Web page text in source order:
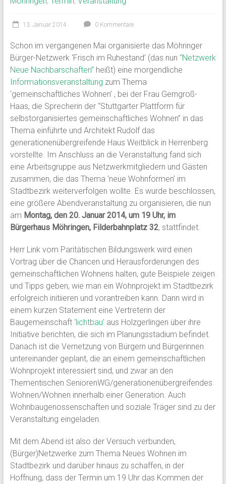
13. Januar 2014 0 Kommentare
Schon im vergangenen Mai organisierte das Möhringer
Bürger-Netzwerk ‘Frisch im Ruhestand’ (das nun “Netzwerk
Neue Nachbarschaften” heißt) eine morgendliche
Informationsveranstaltung zum Thema
‘gemeinschaftliches Wohnen’ , bei der Frau Gerngroß-
Haas, die Sprecherin der “Stuttgarter Plattform für
selbstorganisiertes gemeinschaftliches Wohnen” in das
Thema einführte und Architekt Rudolf das
generationenübergreifende Haus Weitblick in Herrenberg
vorstellte. Im Anschluss an die Veranstaltung fand sich
eine Arbeitsgruppe aus Netzwerkmitgliedern und Gästen
zusammen, die das Thema ‘neue Wohnformen’ im
Stadtbezirk weiterverfolgen wollte. Es wurde beschlossen,
eine größere Abendveranstaltung zu organisieren, die nun
am Montag, den 20. Januar 2014, um 19 Uhr, im
Bürgerhaus Möhringen, Filderbahnplatz 32, stattfindet.
Herr Link vom Paritätischen Bildungswerk wird einen
Vortrag über die Chancen und Herausforderungen des
gemeinschaftlichen Wohnens halten, gute Beispiele zeigen
und Tipps geben, wie man ein Wohnprojekt im Stadtbezirk
erfolgreich initiieren und vorantreiben kann. Dann wird in
einem kurzen Statement eine Vertreterin der
Baugemeinschaft ‘lichtbau’ aus Holzgerlingen über ihre
Initiative berichten, die sich im Planungsstadium befindet.
Danach ist die Vernetzung von Bürgern und Bürgerinnen
untereinander geplant, die an einem gemeinschaftlichen
Wohnprojekt interessiert sind, und zwar an den
Thementischen SeniorenWG/generationenübergreifendes
Wohnen/Wohnen innerhalb einer Generation. Auch
Wohnbaugenossenschaften und soziale Träger sind zu der
Veranstaltung eingeladen.
Mit dem Abend ist also der Versuch verbunden,
(Bürger)Netzwerke zum Thema Neues Wohnen im
Stadtbezirk und darüber hinaus zu schaffen, in der
Hoffnung, dass der Termin um 19 Uhr das Kommen der